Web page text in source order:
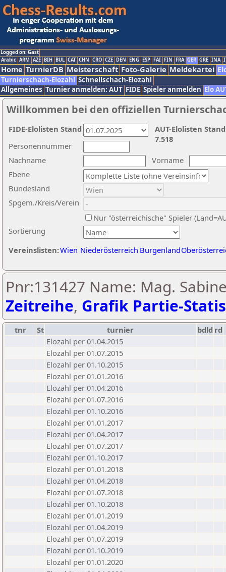
Logged on: Gast
Arabic ARM AZE BIH BUL CAT CHN CRO CZE DEN ENG ESP FAI FIN FRA GER GRE INA
Home TurnierDB Meisterschaft Foto-Galerie Meldekartei
Turnierschach-Elozahl Schnellschach-Elozahl
Allgemeines Turnier anmelden: AUT FIDE Spieler anmelden Elo
Willkommen bei den offiziellen
Nachname
Vorname
Ebene
Sortierung
Personennummer
Bundesland
Spgem./Kreis/Verein
Nur "österreichische" Spieler
Vereinslisten:Wien Niederösterreich Burgenland
AUT-Elolisten
7.518
FIDE-Elolisten Stand
Pnr:131427 Name: Mag.
Zeitreihe, Grafik Partie-
tnr St turnier bdld rd
Elozahl per 01.04.2015
Elozahl per 01.07.2015
Elozahl per 01.10.2015
Elozahl per 01.01.2016
Elozahl per 01.04.2016
Elozahl per 01.07.2016
Elozahl per 01.10.2016
Elozahl per 01.01.2017
Elozahl per 01.04.2017
Elozahl per 01.07.2017
Elozahl per 01.10.2017
Elozahl per 01.01.2018
Elozahl per 01.04.2018
Elozahl per 01.07.2018
Elozahl per 01.10.2018
Elozahl per 01.01.2019
Elozahl per 01.04.2019
Elozahl per 01.07.2019
Elozahl per 01.10.2019
Elozahl per 01.01.2020